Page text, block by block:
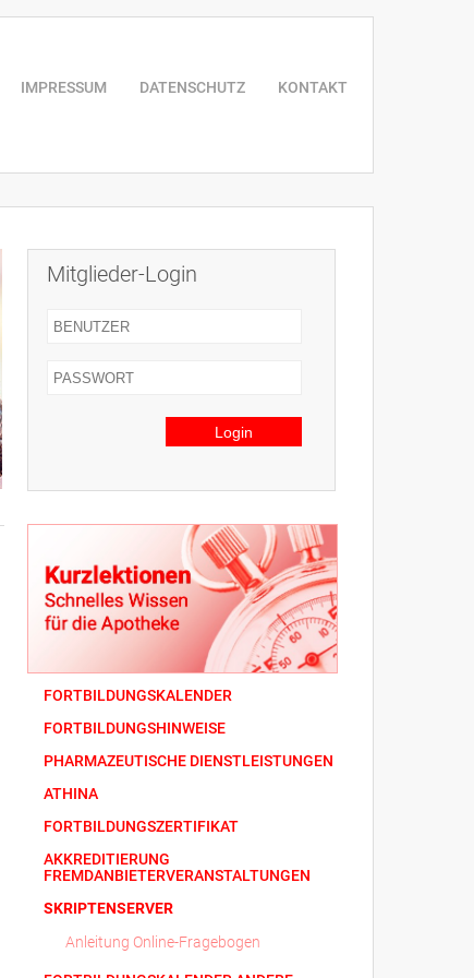
IMPRESSUM DATENSCHUTZ KONTAKT
Mitglieder-Login
FORTBILDUNGSKALENDER
FORTBILDUNGSHINWEISE
PHARMAZEUTISCHE DIENSTLEISTUNGEN
ATHINA
FORTBILDUNGSZERTIFIKAT
AKKREDITIERUNG
FREMDANBIETERVERANSTALTUNGEN
SKRIPTENSERVER
Anleitung Online-Fragebogen